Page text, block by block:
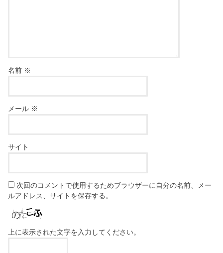
名前 ※
メール ※
サイト
次回のコメントで使用するためブラウザーに自分の名前、メー
ルアドレス、サイトを保存する。
上に表示された文字を入力してください。